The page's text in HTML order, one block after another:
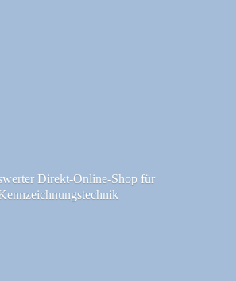
Direkt-Online-Shop für